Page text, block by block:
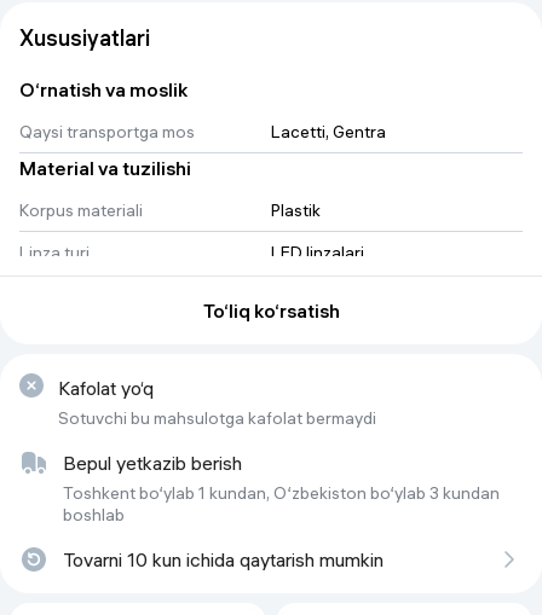
Xususiyatlari
O‘rnatish va moslik
Qaysi transportga mos Lacetti, Gentra
Material va tuzilishi
Korpus materiali
Plastik
Linza turi
LED linzalari
Fara turi
Texnik ko‘rsatkichlar
Quvvat
To‘liq ko‘rsatish
Kafolat yo‘q
Sotuvchi bu mahsulotga kafolat bermaydi
Bepul yetkazib berish
Toshkent bo‘ylab 1 kundan, O‘zbekiston bo‘ylab 3 kundan
boshlab
Tovarni 10 kun ichida qaytarish mumkin